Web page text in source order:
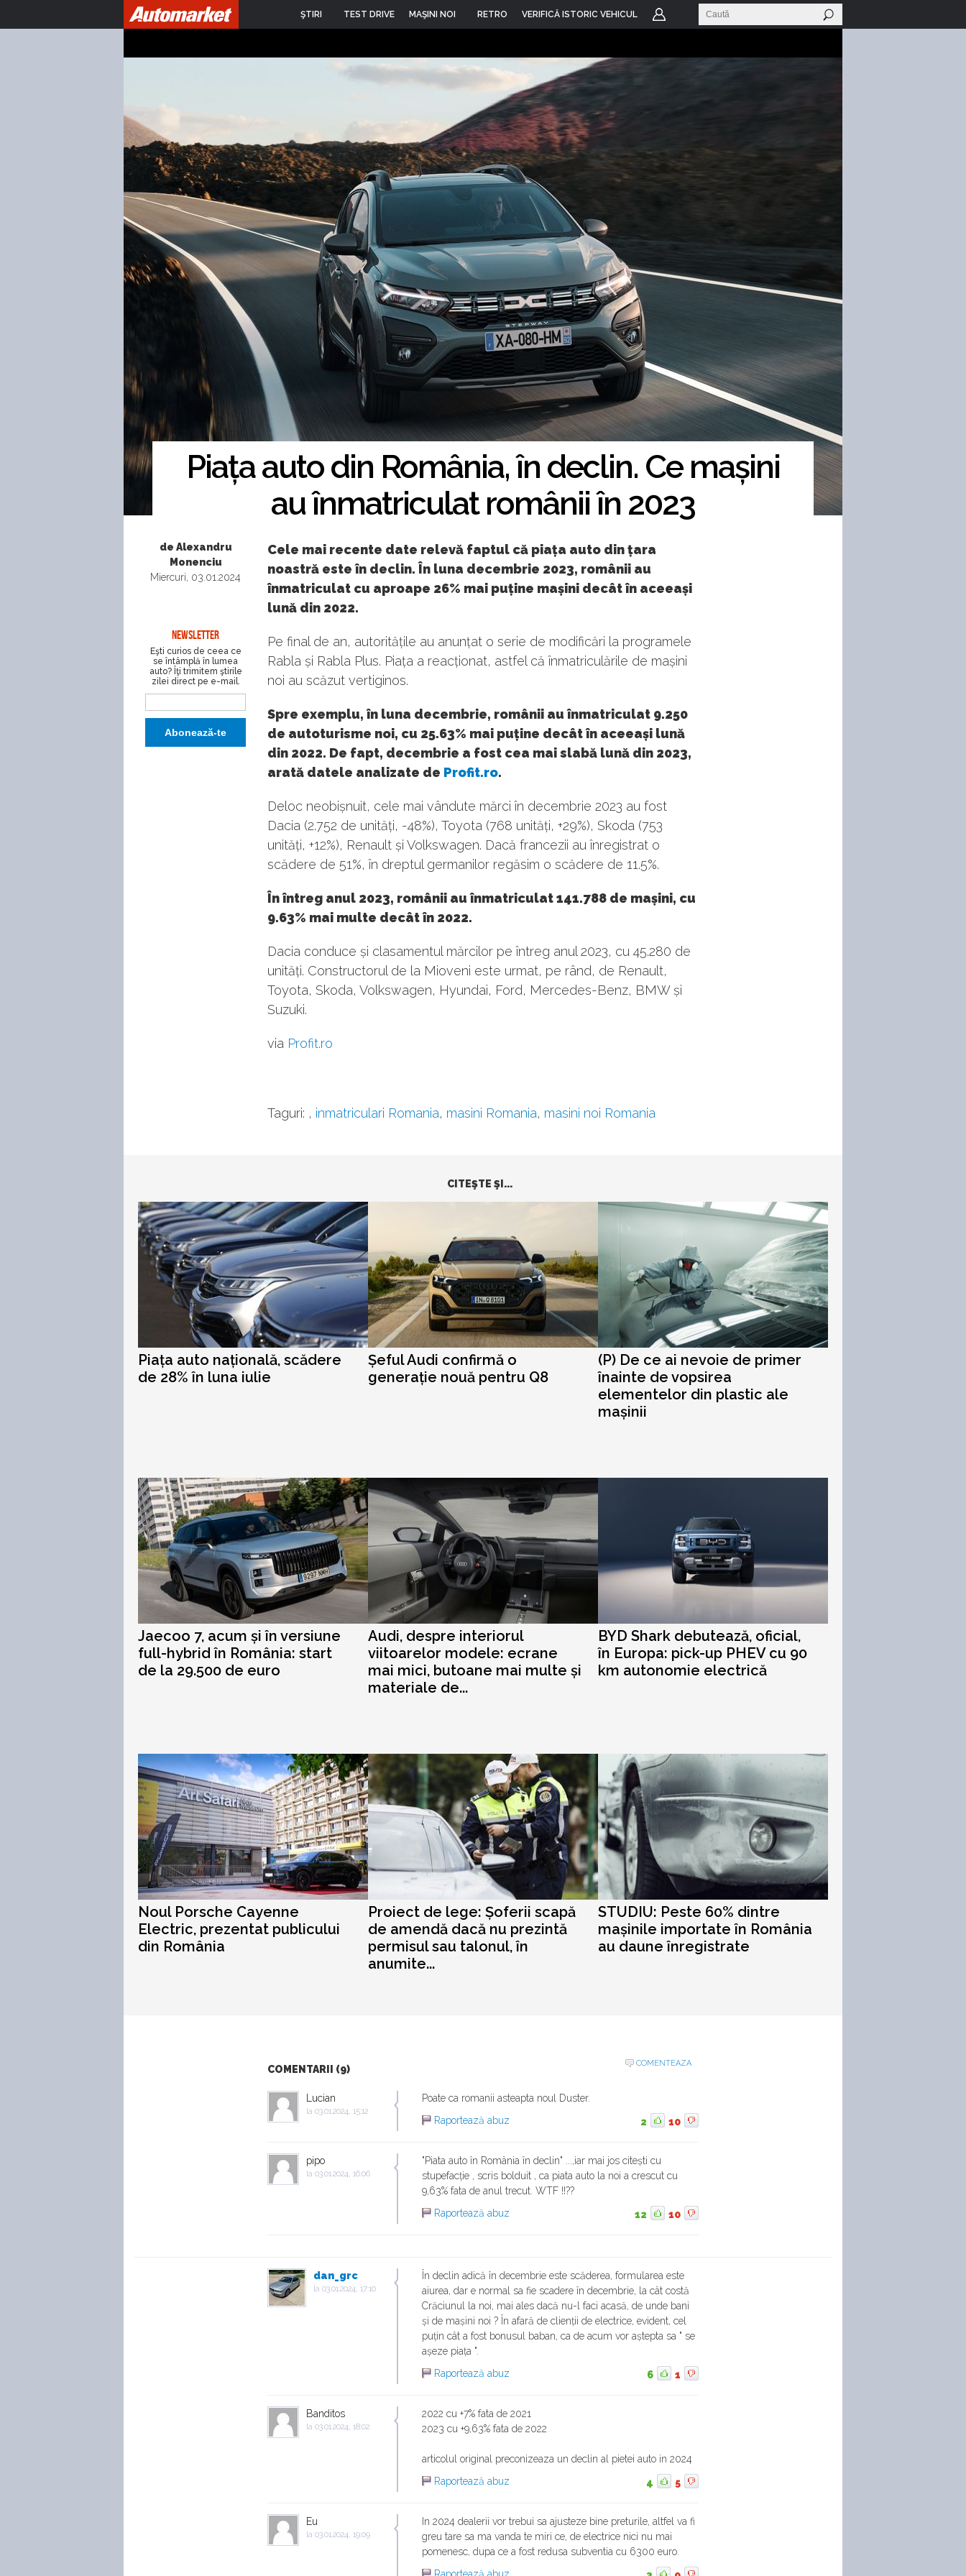
ŞTIRI TEST DRIVE MAŞINI NOI RETRO VERIFICĂ ISTORIC VEHICUL
Piața auto din România, în declin. Ce mașini
au înmatriculat românii în 2023
de Alexandru
Monenciu
Miercuri, 03.01.2024
NEWSLETTER
Eşti curios de ceea ce
se întâmplă în lumea
auto? Îţi trimitem ştirile
zilei direct pe e-mail.
Cele mai recente date relevă faptul că piața auto din țara
noastră este în declin. În luna decembrie 2023, românii au
înmatriculat cu aproape 26% mai puține mașini decât în aceeași
lună din 2022.
Pe final de an, autoritățile au anunțat o serie de modificări la programele
Rabla și Rabla Plus. Piața a reacționat, astfel că înmatriculările de mașini
noi au scăzut vertiginos.
Spre exemplu, în luna decembrie, românii au înmatriculat 9.250
de autoturisme noi, cu 25.63% mai puține decât în aceeași lună
din 2022. De fapt, decembrie a fost cea mai slabă lună din 2023,
arată datele analizate de Profit.ro.
Deloc neobișnuit, cele mai vândute mărci în decembrie 2023 au fost
Dacia (2.752 de unități, -48%), Toyota (768 unități, +29%), Skoda (753
unități, +12%), Renault și Volkswagen. Dacă francezii au înregistrat o
scădere de 51%, în dreptul germanilor regăsim o scădere de 11.5%.
În întreg anul 2023, românii au înmatriculat 141.788 de mașini, cu
9.63% mai multe decât în 2022.
Dacia conduce și clasamentul mărcilor pe întreg anul 2023, cu 45.280 de
unități. Constructorul de la Mioveni este urmat, pe rând, de Renault,
Toyota, Skoda, Volkswagen, Hyundai, Ford, Mercedes-Benz, BMW și
Suzuki.
via Profit.ro
Taguri: , inmatriculari Romania, masini Romania, masini noi Romania
CITEŞTE ŞI...
Piața auto națională, scădere
de 28% în luna iulie
Șeful Audi confirmă o
generație nouă pentru Q8
(P) De ce ai nevoie de primer
înainte de vopsirea
elementelor din plastic ale
mașinii
Jaecoo 7, acum și în versiune
full-hybrid în România: start
de la 29.500 de euro
Audi, despre interiorul
viitoarelor modele: ecrane
mai mici, butoane mai multe și
materiale de...
BYD Shark debutează, oficial,
în Europa: pick-up PHEV cu 90
km autonomie electrică
Noul Porsche Cayenne
Electric, prezentat publicului
din România
Proiect de lege: Șoferii scapă
de amendă dacă nu prezintă
permisul sau talonul, în
anumite...
STUDIU: Peste 60% dintre
mașinile importate în România
au daune înregistrate
COMENTARII (9)
COMENTEAZA
Lucian
la 03.01.2024, 15:12
Poate ca romanii asteapta noul Duster.
Raportează abuz
2 10
pipo
la 03.01.2024, 16:06
"Piata auto în România în declin" ...,iar mai jos citești cu
stupefacție , scris bolduit , ca piata auto la noi a crescut cu
9,63% fata de anul trecut. WTF !!??
Raportează abuz
12 10
dan_grc
la 03.01.2024, 17:10
În declin adică în decembrie este scăderea, formularea este
aiurea, dar e normal sa fie scadere în decembrie, la cât costă
Crăciunul la noi, mai ales dacă nu-l faci acasă, de unde bani
și de mașini noi ? În afară de clienții de electrice, evident, cel
puțin cât a fost bonusul baban, ca de acum vor aștepta sa " se
așeze piața ".
Raportează abuz
6 1
Banditos
la 03.01.2024, 18:02
2022 cu +7% fata de 2021
2023 cu +9,63% fata de 2022
articolul original preconizeaza un declin al pietei auto in 2024
Raportează abuz
4 5
Eu
la 03.01.2024, 19:09
In 2024 dealerii vor trebui sa ajusteze bine preturile, altfel va fi
greu tare sa ma vanda te miri ce, de electrice nici nu mai
pomenesc, dupa ce a fost redusa subventia cu 6300 euro.